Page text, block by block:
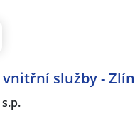
služby - Zlín